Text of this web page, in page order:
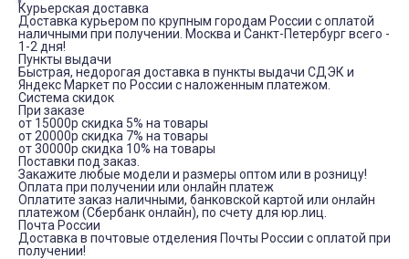
Курьерская доставка
Доставка курьером по крупным городам России с оплатой
наличными при получении. Москва и Санкт-Петербург всего -
1-2 дня!
Пункты выдачи
Быстрая, недорогая доставка в пункты выдачи СДЭК и
Яндекс Маркет по России с наложенным платежом.
Система скидок
При заказе
от 15000р скидка 5% на товары
от 20000р скидка 7% на товары
от 30000р скидка 10% на товары
Поставки под заказ.
Закажите любые модели и размеры оптом или в розницу!
Оплата при получении или онлайн платеж
Оплатите заказ наличными, банковской картой или онлайн
платежом (Сбербанк онлайн), по счету для юр.лиц.
Почта России
Доставка в почтовые отделения Почты России с оплатой при
получении!